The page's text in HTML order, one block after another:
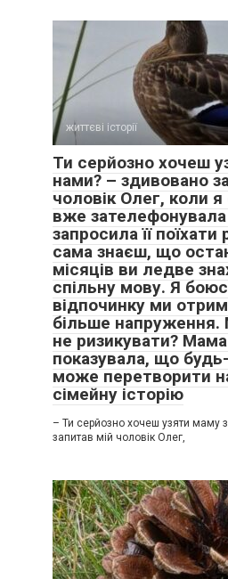
життєві історії
Ти серйозно хочеш
нами? – здивовано
чоловік Олег, коли
вже зателефонувала
запросила її
сама знаєш, що
місяців ви ледве
спільну мову. Я
відпочинку ми
більше
не ризикувати?
показувала, що
може перетворити
сімейну історію
– Ти серйозно хочеш узяти маму
запитав мій чоловік Олег,